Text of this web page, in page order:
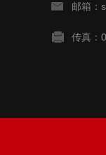
邮箱：
传真：